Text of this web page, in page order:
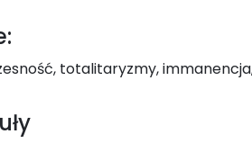
totalitaryzmy,